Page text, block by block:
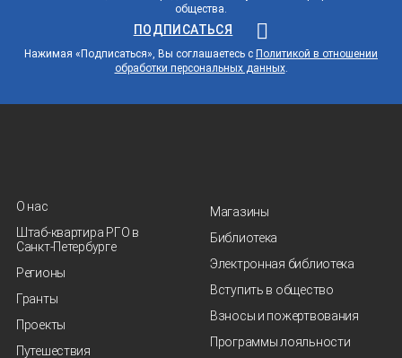
общества.
ПОДПИСАТЬСЯ
Нажимая «Подписаться», Вы соглашаетесь с Политикой в отношении
обработки персональных данных.
О нас
Штаб-квартира РГО в
Санкт‑Петербурге
Регионы
Гранты
Проекты
Путешествия
Магазины
Библиотека
Электронная библиотека
Вступить в общество
Взносы и пожертвования
Программы лояльности